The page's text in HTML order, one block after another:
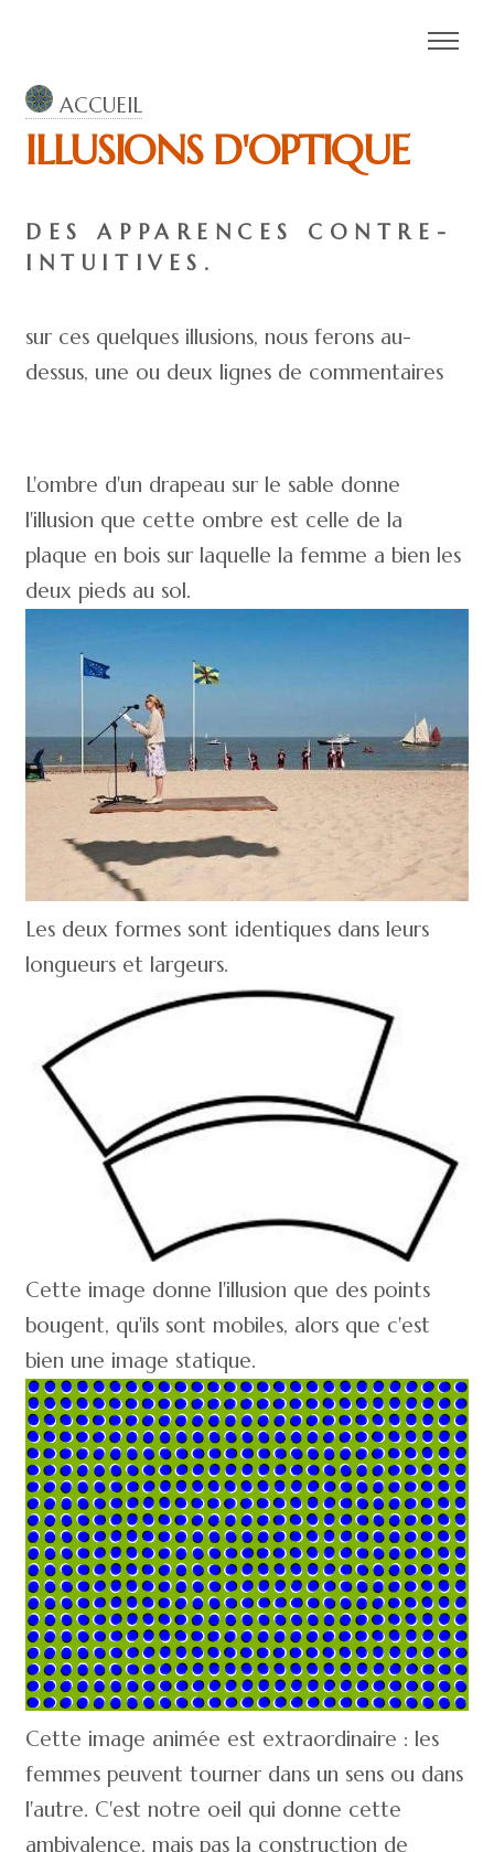
ACCUEIL
ILLUSIONS D'OPTIQUE
DES APPARENCES CONTRE-
INTUITIVES.
sur ces quelques illusions, nous ferons au-
dessus, une ou deux lignes de commentaires
L'ombre d'un drapeau sur le sable donne
l'illusion que cette ombre est celle de la
plaque en bois sur laquelle la femme a bien les
deux pieds au sol.
Les deux formes sont identiques dans leurs
longueurs et largeurs.
Cette image donne l'illusion que des points
bougent, qu'ils sont mobiles, alors que c'est
bien une image statique.
Cette image animée est extraordinaire : les
femmes peuvent tourner dans un sens ou dans
l'autre. C'est notre oeil qui donne cette
ambivalence, mais pas la construction de